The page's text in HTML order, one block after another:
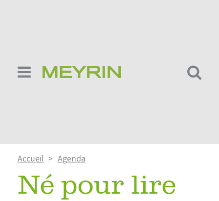
Fil
d'Ariane
Accueil Agenda
Né pour lire